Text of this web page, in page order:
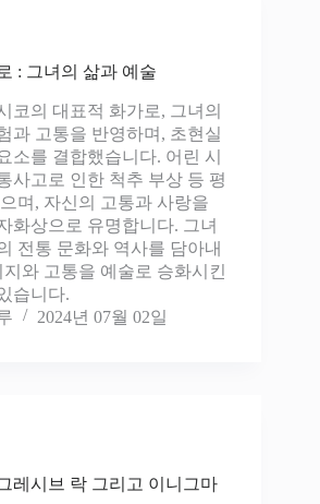
: 그녀의 삶과 예술
코의 대표적 화가로, 그녀의
과 고통을 반영하며, 초현실
소를 결합했습니다. 어린 시
사고로 인한 척추 부상 등 평
며, 자신의 고통과 사랑을
화상으로 유명합니다. 그녀
전통 문화와 역사를 담아내
와 고통을 예술로 승화시킨
습니다.
2024년 07월 02일
레시브 락 그리고 이니그마